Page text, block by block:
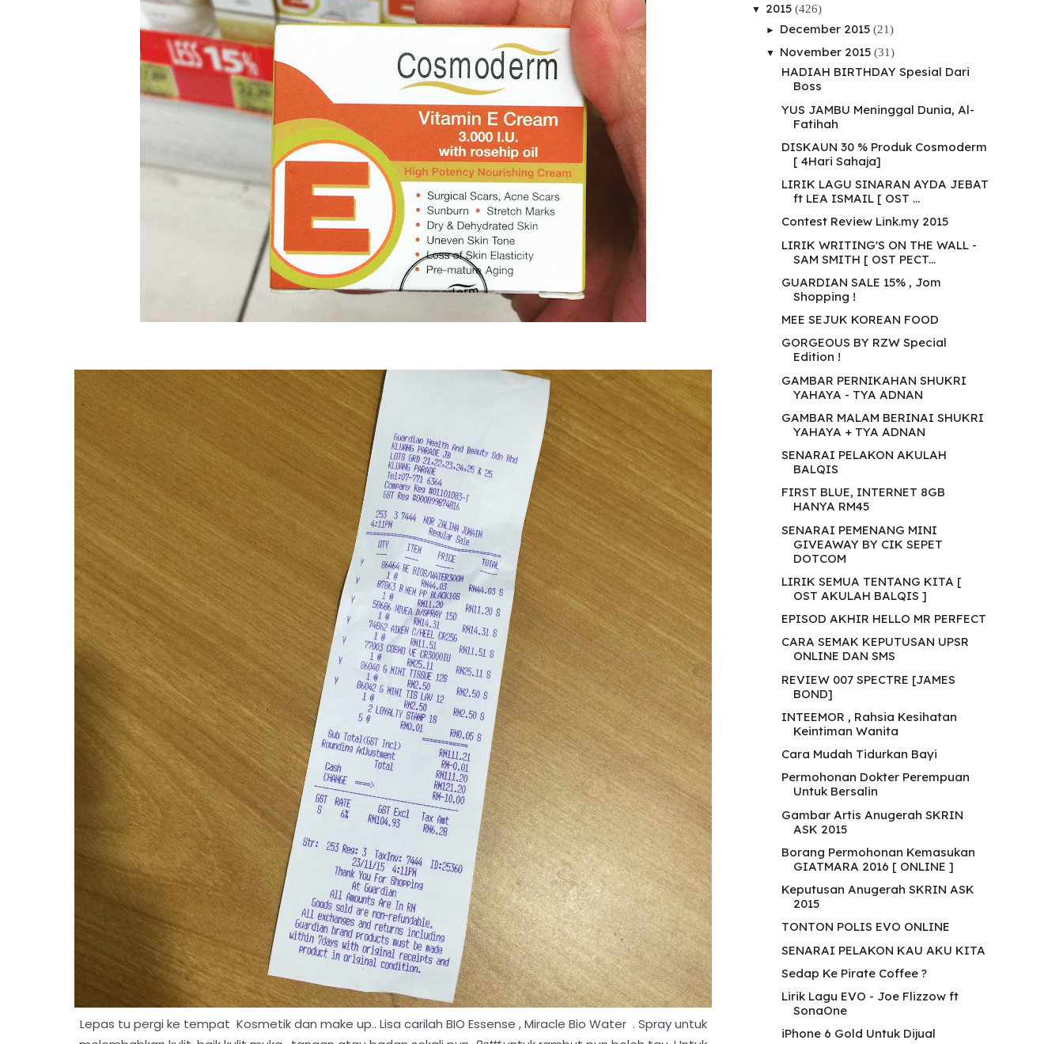
Lepas tu pergi ke tempat Kosmetik dan make up.. Lisa carilah BIO Essense , Miracle Bio Water . Spray untuk
▼ 2015 (426)
► December 2015 (21)
▼ November 2015 (31)
HADIAH BIRTHDAY Spesial Dari
Boss
YUS JAMBU Meninggal Dunia, Al-
Fatihah
DISKAUN 30 % Produk Cosmoderm
[ 4Hari Sahaja]
LIRIK LAGU SINARAN AYDA JEBAT
ft LEA ISMAIL [ OST ...
Contest Review Link.my 2015
LIRIK WRITING'S ON THE WALL -
SAM SMITH [ OST PECT...
GUARDIAN SALE 15% , Jom
Shopping !
MEE SEJUK KOREAN FOOD
GORGEOUS BY RZW Special
Edition !
GAMBAR PERNIKAHAN SHUKRI
YAHAYA - TYA ADNAN
GAMBAR MALAM BERINAI SHUKRI
YAHAYA + TYA ADNAN
SENARAI PELAKON AKULAH
BALQIS
FIRST BLUE, INTERNET 8GB
HANYA RM45
SENARAI PEMENANG MINI
GIVEAWAY BY CIK SEPET
DOTCOM
LIRIK SEMUA TENTANG KITA [
OST AKULAH BALQIS ]
EPISOD AKHIR HELLO MR PERFECT
CARA SEMAK KEPUTUSAN UPSR
ONLINE DAN SMS
REVIEW 007 SPECTRE [JAMES
BOND]
INTEEMOR , Rahsia Kesihatan
Keintiman Wanita
Cara Mudah Tidurkan Bayi
Permohonan Dokter Perempuan
Untuk Bersalin
Gambar Artis Anugerah SKRIN
ASK 2015
Borang Permohonan Kemasukan
GIATMARA 2016 [ ONLINE ]
Keputusan Anugerah SKRIN ASK
2015
TONTON POLIS EVO ONLINE
SENARAI PELAKON KAU AKU KITA
Sedap Ke Pirate Coffee ?
Lirik Lagu EVO - Joe Flizzow ft
SonaOne
iPhone 6 Gold Untuk Dijual